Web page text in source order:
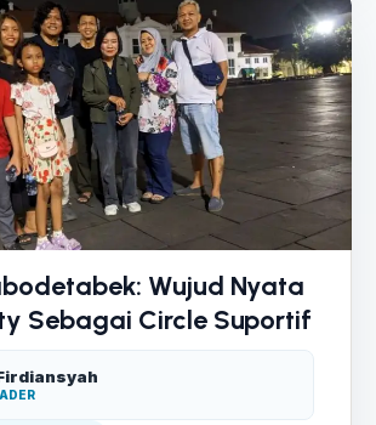
Wujud Nyata
Sebagai Circle Suportif